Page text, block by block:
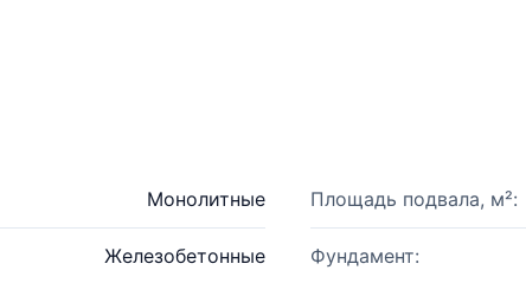
Монолитные Площадь подвала, м²:
Железобетонные Фундамент: